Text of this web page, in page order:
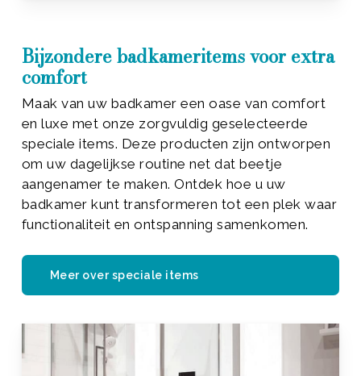
Bijzondere badkameritems voor extra
comfort
Maak van uw badkamer een oase van comfort
en luxe met onze zorgvuldig geselecteerde
speciale items. Deze producten zijn ontworpen
om uw dagelijkse routine net dat beetje
aangenamer te maken. Ontdek hoe u uw
badkamer kunt transformeren tot een plek waar
functionaliteit en ontspanning samenkomen.
Meer over speciale items